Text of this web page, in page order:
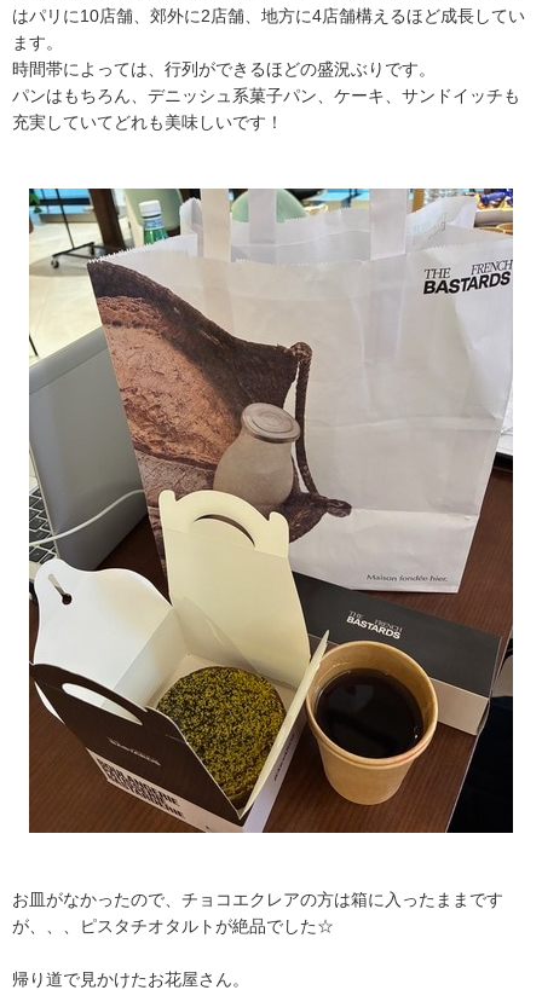
はパリに10店舗、郊外に2店舗、地方に4店舗構えるほど成長してい
ます。
時間帯によっては、行列ができるほどの盛況ぶりです。
パンはもちろん、デニッシュ系菓子パン、ケーキ、サンドイッチも
充実していてどれも美味しいです！
お皿がなかったので、チョコエクレアの方は箱に入ったままです
が、、、ピスタチオタルトが絶品でした☆
帰り道で見かけたお花屋さん。